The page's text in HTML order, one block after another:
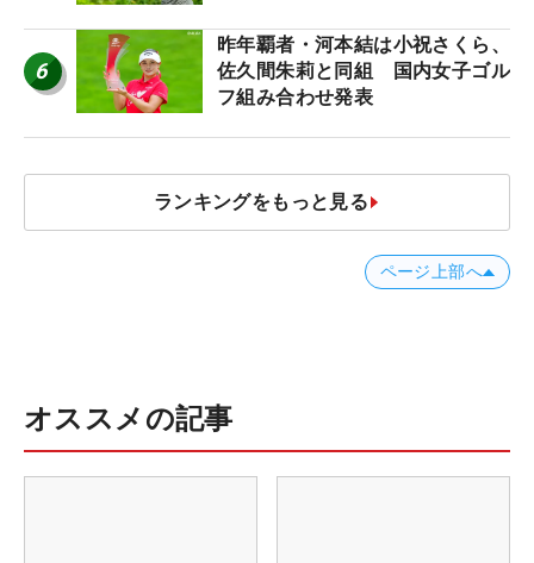
ア”】
6
昨年覇者・河本結は小祝さくら、
佐久間朱莉と同組 国内女子ゴル
フ組み合わせ発表
ランキングをもっと見る
ページ上部へ
オススメの記事